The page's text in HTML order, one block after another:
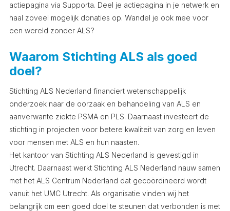
actiepagina via Supporta. Deel je actiepagina in je netwerk en
haal zoveel mogelijk donaties op. Wandel je ook mee voor
een wereld zonder ALS?
Waarom Stichting ALS als goed
doel?
Stichting ALS Nederland financiert wetenschappelijk
onderzoek naar de oorzaak en behandeling van ALS en
aanverwante ziekte PSMA en PLS. Daarnaast investeert de
stichting in projecten voor betere kwaliteit van zorg en leven
voor mensen met ALS en hun naasten.
Het kantoor van Stichting ALS Nederland is gevestigd in
Utrecht. Daarnaast werkt Stichting ALS Nederland nauw samen
met het ALS Centrum Nederland dat gecoördineerd wordt
vanuit het UMC Utrecht. Als organisatie vinden wij het
belangrijk om een goed doel te steunen dat verbonden is met